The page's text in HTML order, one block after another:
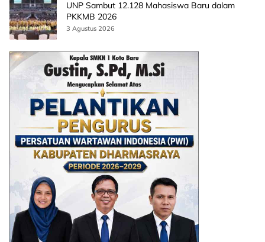
UNP Sambut 12.128 Mahasiswa Baru dalam
PKKMB 2026
3 Agustus 2026